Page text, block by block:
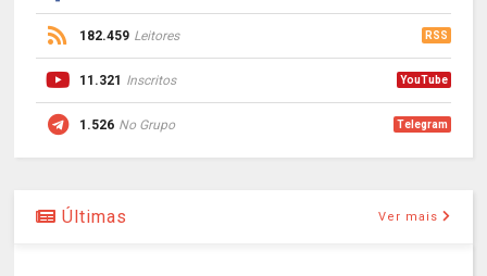
182.459 Leitores RSS
11.321 Inscritos YouTube
1.526 No Grupo Telegram
Últimas Ver mais